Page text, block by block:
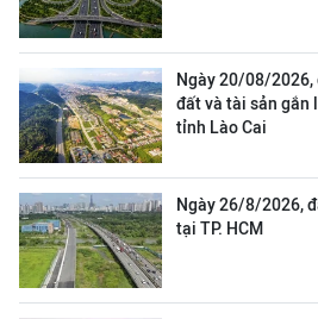
Ngày 20/08/2026,
đất và tài sản gắn
tỉnh Lào Cai
Ngày 26/8/2026,
tại TP. HCM